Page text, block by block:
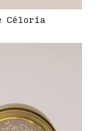
Céloria